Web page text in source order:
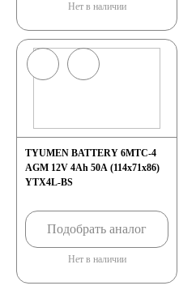
Нет в наличии
TYUMEN BATTERY 6МТС-4
AGM 12V 4Ah 50А (114x71x86)
YTX4L-BS
Подобрать аналог
Нет в наличии